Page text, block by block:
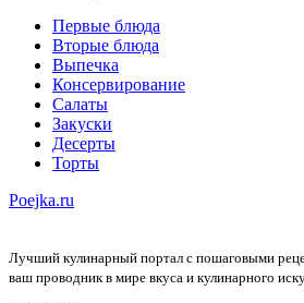
Первые блюда
Вторые блюда
Выпечка
Консервирование
Салаты
Закуски
Десерты
Торты
Poejka.ru
Лучший кулинарный портал с пошаговыми
ваш проводник в мире вкуса и кулинарного